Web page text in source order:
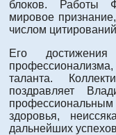
блоков. Работы
мировое
числом
Его
таланта.
поздравляет
здоровья,
дальнейших